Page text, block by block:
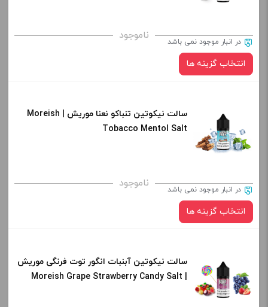
برای فعال شدن سبد خرید و نمایش قیمت ، گزینه های محصول را
از کادر بالا انتخاب کنید.
+
ناموجود در انبار موجود نمی باشد
انتخاب گزینه ها
نیکوتین:
برای فعال شدن سبد خرید و نمایش قیمت ، گزینه های محصول را
از کادر بالا انتخاب کنید.
+
سالت نیکوتین تنباکو نعنا موریش | Moreish
Tobacco Mentol Salt
ناموجود در انبار موجود نمی باشد
انتخاب گزینه ها
نیکوتین:
سالت نیکوتین آبنبات انگور توت فرنگی موریش